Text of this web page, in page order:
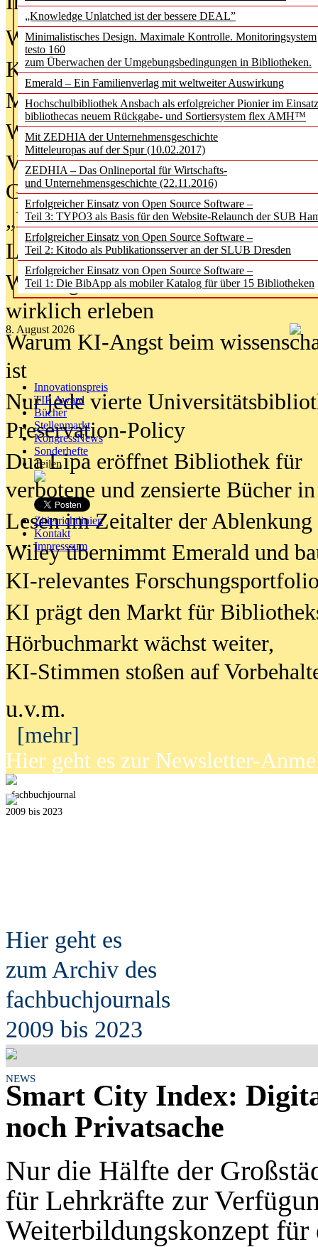
„Knowledge Unlatched ist der bessere DEAL”
Minimalistisches Design. Maximale Kontrolle. Monitoringsystem
testo 160
zum Überwachen der Umgebungsbedingungen in Bibliotheken.
Emerald – Ein Familienverlag mit weltweiter Auswirkung
Hochschulbibliothek Ansbach als erfolgreicher Pionier im
bibliothecas neuem Rückgabe- und Sortiersystem flex AMH™
Mit ZEDHIA der Unternehmensgeschichte
Mitteleuropas auf der Spur (10.02.2017)
ZEDHIA – Das Onlineportal für Wirtschafts-
und Unternehmensgeschichte (22.11.2016)
Erfolgreicher Einsatz von Open Source Software –
Teil 3: TYPO3 als Basis für den Website-Relaunch der SUB
Erfolgreicher Einsatz von Open Source Software –
Teil 2: Kitodo als Publikationsserver an der SLUB Dresden
Erfolgreicher Einsatz von Open Source Software –
Teil 1: Die BibApp als mobiler Katalog für über 15 Bibliotheken
8. August 2026
Innovationspreis
TIP Award
Bücher
Stellenmarkt
KongressNews
Sonderhefte
Teilen
Zitierrichtlinien
Kontakt
Impresssum
Was Hochschul­bibliotheken von
Kinder in der digitalen Welt
Metadaten als Infrastruktur
Wenn Bots katalogisieren
Von Abschlusskleidern bis
Geisterjagd-Ausrüstung in der
„Library of Things“ unterwegs
Lesen als Infrastrukturaufgabe
Wie Jugendliche Social Media
wirklich erleben
Warum KI-Angst beim
ist
Nur jede vierte
Preservation-Policy
Dua Lipa eröffnet Bibliothek für
verbotene und zensierte Bücher
Lesen im Zeitalter der Ablenkung
Wiley übernimmt Emerald und
KI-relevantes
KI prägt den Markt für
Hörbuchmarkt wächst weiter,
KI-Stimmen stoßen auf
u.v.m.
[mehr]
Hier geht es zur Newsletter-
fachbuchjournal
2009 bis 2023
Hier geht es
zum Archiv des
fachbuchjournals
2009 bis 2023
NEWS
Smart City Index:
noch Privatsache
Nur die Hälfte der
für Lehrkräfte zur
Weiterbildungskonzept